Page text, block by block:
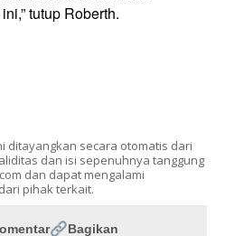
tutup Roberth.
ditayangkan secara otomatis dari
dan isi sepenuhnya tanggung
dan dapat mengalami
pihak terkait.
Bagikan